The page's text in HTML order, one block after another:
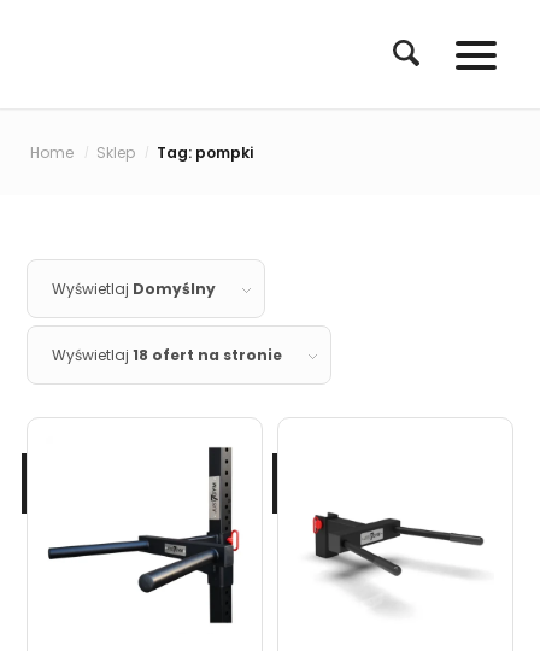
Home / Sklep / Tag: pompki
Wyświetlaj Domyślny
Wyświetlaj18 ofert na stronie